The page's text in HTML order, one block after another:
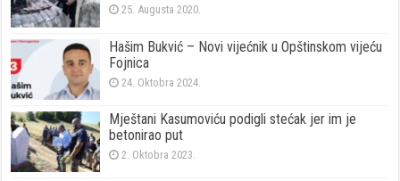
25. Augusta 2020.
Hašim Bukvić – Novi vijećnik u Opštinskom vijeću
Fojnica
24. Oktobra 2024.
Mještani Kasumoviću podigli stećak jer im je
betonirao put
2. Oktobra 2023.